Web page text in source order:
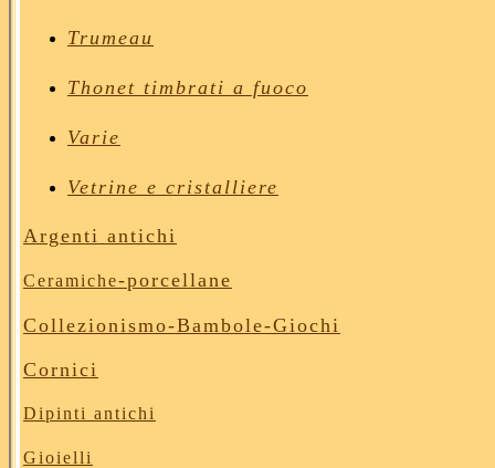
Trumeau
Thonet timbrati a fuoco
Varie
Vetrine e cristalliere
Argenti antichi
Ceramiche-porcellane
Collezionismo-Bambole-Giochi
Cornici
Dipinti antichi
Gioielli